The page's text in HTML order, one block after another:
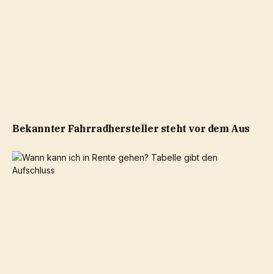
Bekannter Fahrradhersteller steht vor dem Aus